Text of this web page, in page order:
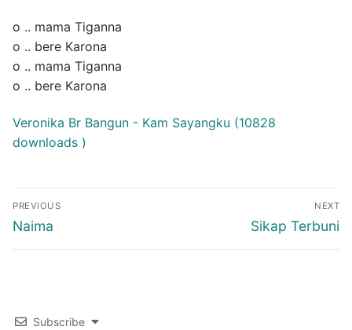
o .. mama Tiganna
o .. bere Karona
o .. mama Tiganna
o .. bere Karona
Veronika Br Bangun - Kam Sayangku (10828
downloads )
Post
navigation
PREVIOUS
Previous
Naima
NEXT
Next
Sikap Terbuni
Subscribe